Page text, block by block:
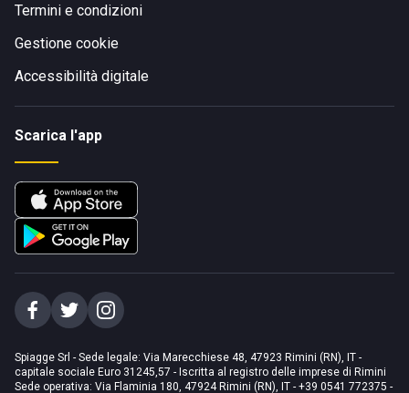
Termini e condizioni
Gestione cookie
Accessibilità digitale
Scarica l'app
Spiagge Srl - Sede legale: Via Marecchiese 48, 47923 Rimini (RN), IT -
capitale sociale Euro 31245,57 - Iscritta al registro delle imprese di Rimini
Sede operativa: Via Flaminia 180, 47924 Rimini (RN), IT - +39 0541 772375 -